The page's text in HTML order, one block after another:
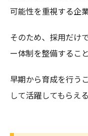
可能性を重視する企
そのため、採用だけ
ー体制を整備するこ
早期から育成を行う
して活躍してもらえ